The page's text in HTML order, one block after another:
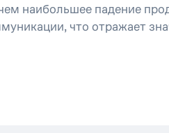
наибольшее падение
что отражает